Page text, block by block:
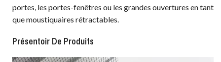
portes, les portes-fenêtres ou les grandes ouvertures en tant
que moustiquaires rétractables.
Présentoir De Produits